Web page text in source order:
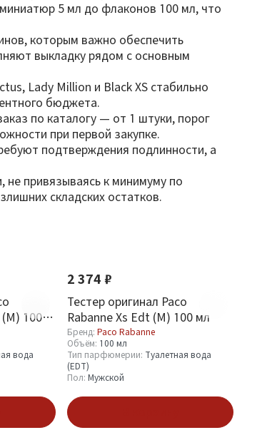
5 мл до флаконов 100 мл, что
которым важно обеспечить
выкладку рядом с основным
Lady Million и Black XS стабильно
бюджета.
по каталогу — от 1 штуки, порог
при первой закупке.
подтверждения подлинности, а
не привязываясь к минимуму по
складских остатков.
(M) 100
вода
2 374 ₽
Тестер оригинал Paco
Rabanne Xs Edt (M) 100 мл
Бренд: Paco Rabanne
Объём: 100 мл
Тип парфюмерии: Туалетная вода
(EDT)
Пол: Мужской